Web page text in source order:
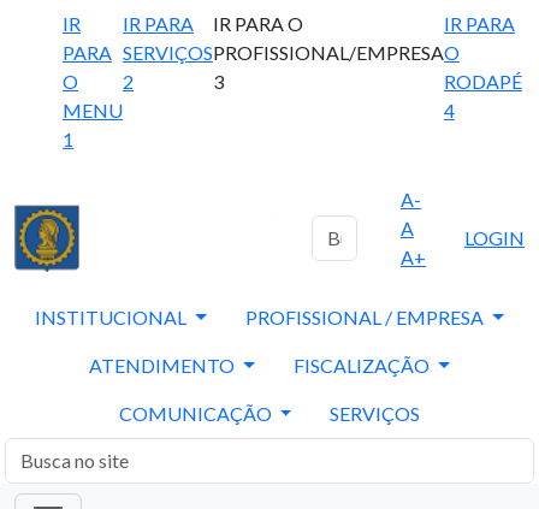
IR
PARA
O
MENU
1
IR PARA
SERVIÇOS
2
IR PARA O
PROFISSIONAL/EMPRESA
3
IR PARA
O
RODAPÉ
4
A-
A
A+
LOGIN
INSTITUCIONAL PROFISSIONAL / EMPRESA
ATENDIMENTO FISCALIZAÇÃO
COMUNICAÇÃO SERVIÇOS